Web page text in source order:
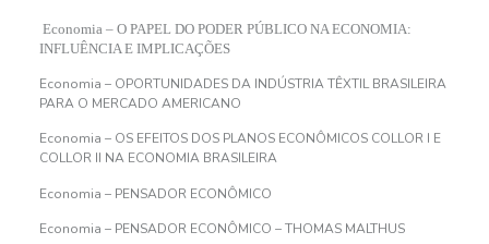
Economia – O PAPEL DO PODER PÚBLICO NA ECONOMIA:
INFLUÊNCIA E IMPLICAÇÕES
Economia – OPORTUNIDADES DA INDÚSTRIA TÊXTIL BRASILEIRA
PARA O MERCADO AMERICANO
Economia – OS EFEITOS DOS PLANOS ECONÔMICOS COLLOR I E
COLLOR II NA ECONOMIA BRASILEIRA
Economia – PENSADOR ECONÔMICO
Economia – PENSADOR ECONÔMICO – THOMAS MALTHUS